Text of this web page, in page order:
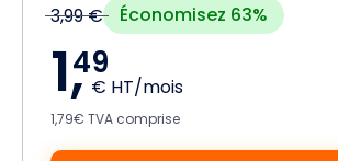
3,99 € Économisez 63%
1,49
€ HT/mois
1,79€ TVA comprise